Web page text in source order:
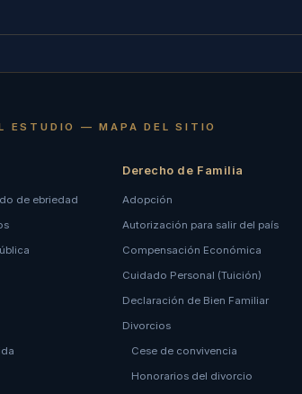
ESTUDIO — MAPA DEL SITIO
de ebriedad
Derecho de Familia
Adopción
Autorización para salir del país
Compensación Económica
Cuidado Personal (Tuición)
Declaración de Bien Familiar
Divorcios
Cese de convivencia
Honorarios del divorcio